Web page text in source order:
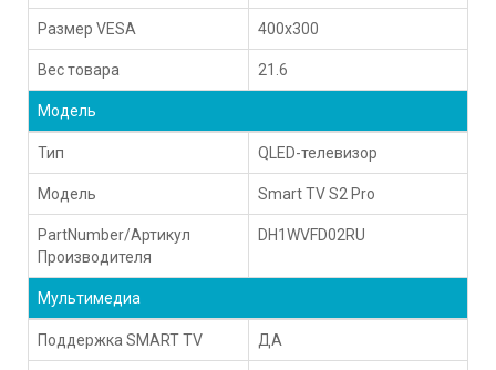
Размер VESA 400x300
Вес товара 21.6
Модель
Тип QLED-телевизор
Модель Smart TV S2 Pro
PartNumber/Артикул
Производителя
DH1WVFD02RU
Мультимедиа
Поддержка SMART TV ДА